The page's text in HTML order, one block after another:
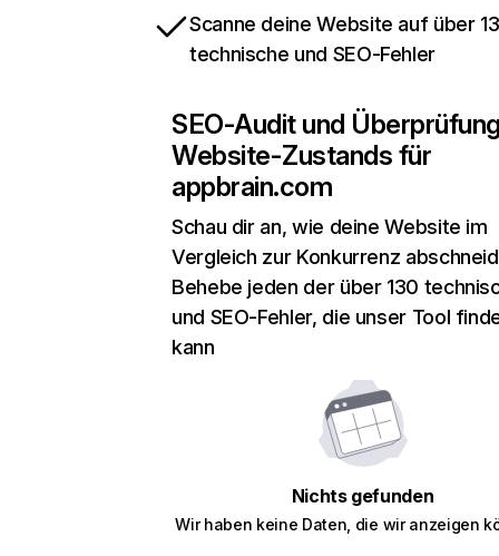
Scanne deine Website auf über
technische und SEO-Fehler
SEO-Audit und
Website-Zustands für
appbrain.com
Schau dir an, wie deine Website im
Vergleich zur Konkurrenz
Behebe jeden der über 130
und SEO-Fehler, die unser Tool
kann
Nichts gefunden
Wir haben keine Daten, die wir anzeigen